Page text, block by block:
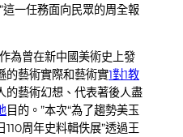
這一任務面向民眾的周全報
為曾在新中國美術史上發
的藝術實際和藝術實1對1教
的藝術幻想、代表著後人盡
目的。”本次“為了趨勢美玉
周年史料輯佚展”透過王